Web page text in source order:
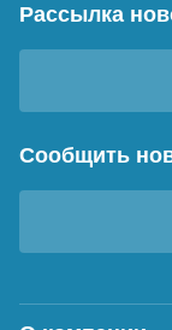
Рассылка
Сообщить